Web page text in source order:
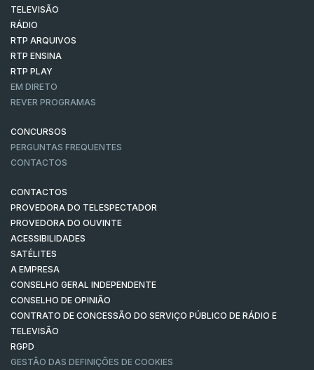
TELEVISÃO
RÁDIO
RTP ARQUIVOS
RTP ENSINA
RTP PLAY
EM DIRETO
REVER PROGRAMAS
CONCURSOS
PERGUNTAS FREQUENTES
CONTACTOS
CONTACTOS
PROVEDORA DO TELESPECTADOR
PROVEDORA DO OUVINTE
ACESSIBILIDADES
SATÉLITES
A EMPRESA
CONSELHO GERAL INDEPENDENTE
CONSELHO DE OPINIÃO
CONTRATO DE CONCESSÃO DO SERVIÇO PÚBLICO DE RÁDIO E
TELEVISÃO
RGPD
GESTÃO DAS DEFINIÇÕES DE COOKIES